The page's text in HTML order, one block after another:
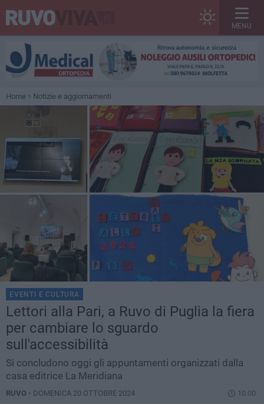
MENU
Home Notizie e aggiornamenti
EVENTI E CULTURA
Lettori alla Pari, a Ruvo di Puglia la fiera
per cambiare lo sguardo
sull'accessibilità
Si concludono oggi gli appuntamenti organizzati dalla
casa editrice La Meridiana
RUVO - DOMENICA 20 OTTOBRE 2024 10.00